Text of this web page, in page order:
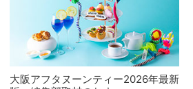
大阪アフタヌーンティー2026年最新